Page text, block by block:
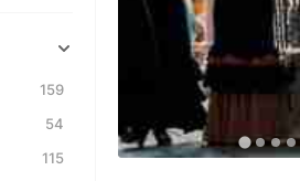
159
54
115